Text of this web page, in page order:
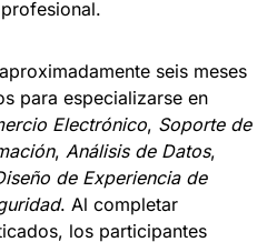
seis meses
para especializarse en
Electrónico, Soporte de
, Análisis de Datos,
de Experiencia de
. Al completar
los participantes